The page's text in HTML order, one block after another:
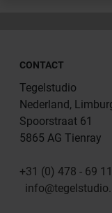
CONTACT
Tegelstudio
Nederland,
Spoorstraat 61
5865 AG Tienray
+31 (0) 478 - 69